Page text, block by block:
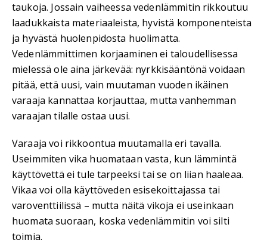
taukoja. Jossain vaiheessa vedenlämmitin rikkoutuu
laadukkaista materiaaleista, hyvistä komponenteista
ja hyvästä huolenpidosta huolimatta.
Vedenlämmittimen korjaaminen ei taloudellisessa
mielessä ole aina järkevää: nyrkkisääntönä voidaan
pitää, että uusi, vain muutaman vuoden ikäinen
varaaja kannattaa korjauttaa, mutta vanhemman
varaajan tilalle ostaa uusi.
Varaaja voi rikkoontua muutamalla eri tavalla.
Useimmiten vika huomataan vasta, kun lämmintä
käyttövettä ei tule tarpeeksi tai se on liian haaleaa.
Vikaa voi olla käyttöveden esisekoittajassa tai
varoventtiilissä – mutta näitä vikoja ei useinkaan
huomata suoraan, koska vedenlämmitin voi silti
toimia.